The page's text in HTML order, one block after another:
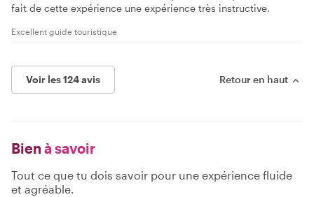
fait de cette expérience une expérience très instructive.
Excellent guide touristique
Voir les 124 avis Retour en haut
Bien à savoir
Tout ce que tu dois savoir pour une expérience fluide
et agréable.